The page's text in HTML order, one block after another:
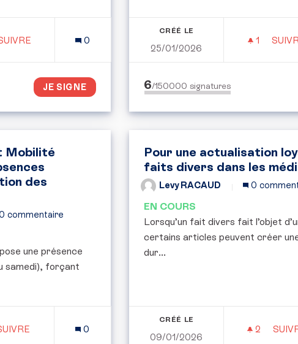
ABONNÉS
POUR UN ENSEIGNEMENT SUPÉRIEUR MIEUX ADAPTÉ AUX
0
JE SIGNE
CRÉÉ LE
25/01/2026
1 1
6/150000 signatures
Mobilité
des
commentaire
une présence
samedi), forçant
ABONNÉS
CRÉATION D'UN "FORFAIT MOBILITÉ SCOLAIRE" : 2 JOURS
0
Pour une actualisation
faits divers dans les
Levy RACAUD 0
EN COURS
Lorsqu’un fait divers fait l’objet
certains articles peuvent créer
dur...
CRÉÉ LE
09/01/2026
2 2